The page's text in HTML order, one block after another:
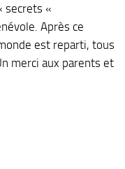
secrets «
Après ce
est reparti, tous
merci aux parents et